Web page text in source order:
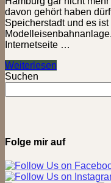
davon gehört haben
Speicherstadt und es
Internetseite …
Miniatur
Wunderland
Weiterlesen
Suchen
Folge mir auf